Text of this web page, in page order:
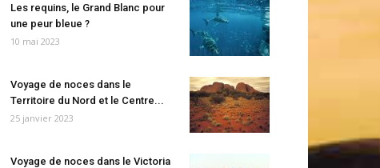
Les requins, le Grand Blanc pour
une peur bleue ?
10 mai 2023
Voyage de noces dans le
Territoire du Nord et le Centre...
25 janvier 2023
Voyage de noces dans le Victoria